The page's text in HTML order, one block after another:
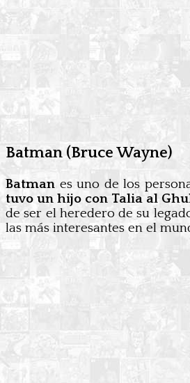
Batman (Bruce Wayne)
Batman es uno de los
tuvo un hijo con Talia al
de ser el heredero de su
las más interesantes en el